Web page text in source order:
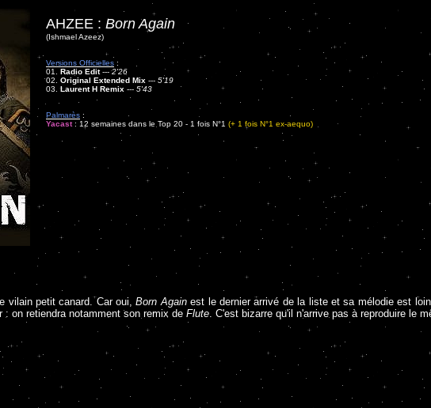
AHZEE : Born Again
(Ishmael Azeez)
Versions Officielles :
01. Radio Edit---2'26
02. Original Extended Mix --- 5'19
03.Laurent H Remix --- 5'43
Palmarès :
Yacast: 12 semaines dans le Top 20 - 1 fois N°1 (+ 1 fois N°1 ex-aequo)
vilain petit canard. Car oui,Born Againest le dernier arrivé de la liste et sa mélodie est
on retiendra notamment son remix de Flute. C'est bizarre qu'il n'arrive pas à reproduire le